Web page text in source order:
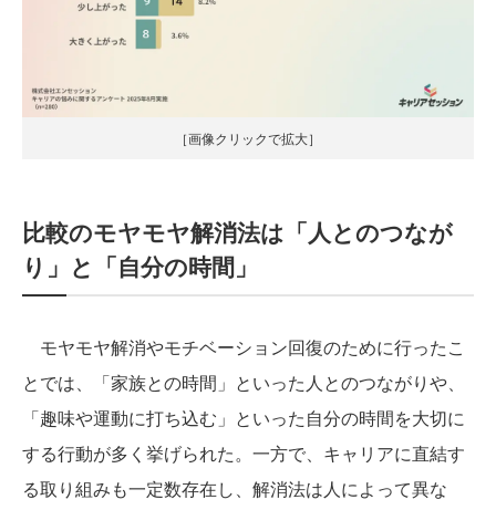
［画像クリックで拡大］
比較のモヤモヤ解消法は「人とのつなが
り」と「自分の時間」
モヤモヤ解消やモチベーション回復のために行ったこ
とでは、「家族との時間」といった人とのつながりや、
「趣味や運動に打ち込む」といった自分の時間を大切に
する行動が多く挙げられた。一方で、キャリアに直結す
る取り組みも一定数存在し、解消法は人によって異な